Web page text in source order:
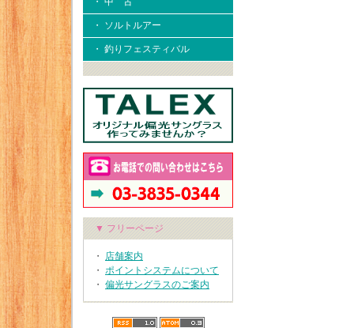
・ ソルトルアー
・ 釣りフェスティバル
▼ フリーページ
・ 店舗案内
・ ポイントシステムについて
・ 偏光サングラスのご案内